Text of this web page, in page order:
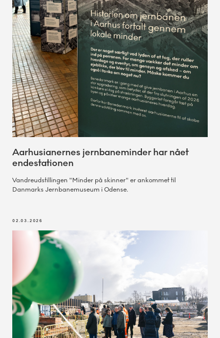
Aarhusianernes jernbaneminder har nået
endestationen
Vandreudstillingen "Minder på skinner" er ankommet til
Danmarks Jernbanemuseum i Odense.
02.03.2026